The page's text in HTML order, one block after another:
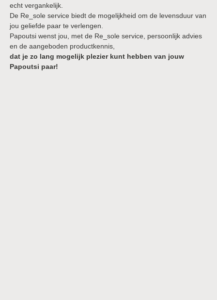
echt vergankelijk.
De Re_sole service biedt de mogelijkheid om de levensduur van
jou geliefde paar te verlengen.
Papoutsi wenst jou, met de Re_sole service, persoonlijk advies
en de aangeboden productkennis,
dat je zo lang mogelijk plezier kunt hebben van jouw
Papoutsi paar!